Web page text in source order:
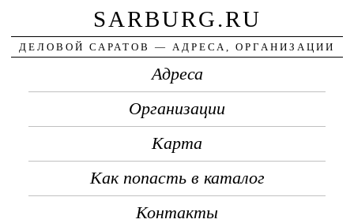
SARBURG.RU
ДЕЛОВОЙ САРАТОВ — АДРЕСА, ОРГАНИЗАЦИИ
Адреса
Организации
Карта
Как попасть в каталог
Контакты